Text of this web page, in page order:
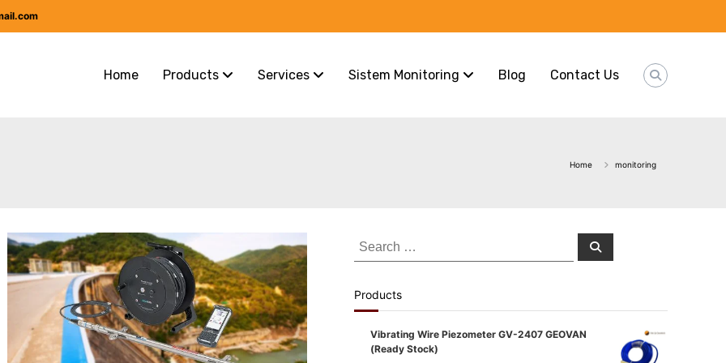
Home Products Services Sistem Monitoring Blog Contact Us
Home monitoring
Search
for:
Search
Products
Vibrating Wire Piezometer GV-2407 GEOVAN
(Ready Stock)